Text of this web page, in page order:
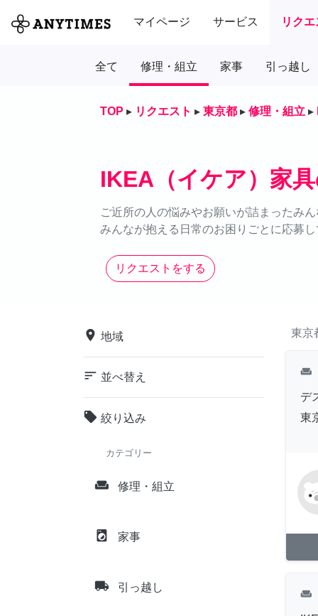
マイページ サービス リク
全て 修理・組立 家事 引っ越し
TOP ▸ リクエスト ▸ 東京都 ▸ 修理・組立 ▸
IKEA（イケア）家
ご近所の人の悩みやお願いが詰まったみ
みんなが抱える日常のお困りごとに応募
リクエストをする
place 地域
sort 並べ替え
local_offer 絞り込み
カテゴリー
weekend 修理・組立
local_laundry_service 家事
local_shipping 引っ越し
東京
weekend
デ
東
weekend